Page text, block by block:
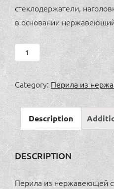
стеклодержатели,
в основании
ПЕРИЛА
СТЕКЛО
НА
СТЕКЛОДЕРЖАТЕЛЯХ
quantity
Category:Перила из
Description
DESCRIPTION
Перила из нержавеющей